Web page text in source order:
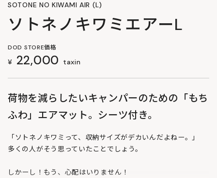
SOTONE NO KIWAMI AIR (L)
ソトネノキワミエアーL
DOD STORE価格
¥ 22,000 taxin
荷物を減らしたいキャンパーのための「もち
ふわ」エアマット。シーツ付き。
「ソトネノキワミって、収納サイズがデカいんだよねー。」
多くの人がそう思っていたことでしょう。
しかーし！もう、心配はいりません！